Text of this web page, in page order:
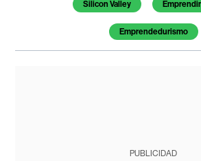
Silicon Valley
Emprendedurismo
PUBLICIDAD